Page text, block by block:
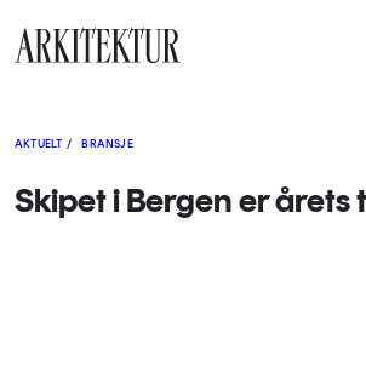
AKTUELT / BRANSJE
Skipet i Bergen er